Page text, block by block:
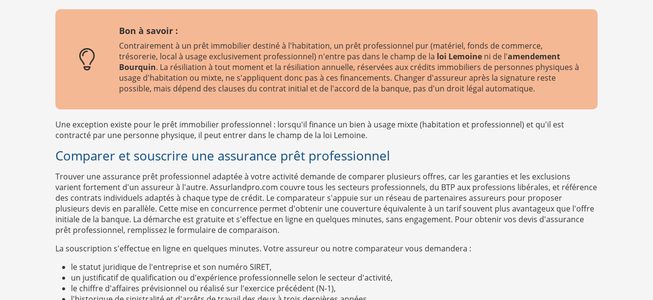
Bon à savoir :
Contrairement à un prêt immobilier destiné à l'habitation, un prêt professionnel pur (matériel, fonds de commerce,
trésorerie, local à usage exclusivement professionnel) n'entre pas dans le champ de la loi Lemoine ni de l'amendement
Bourquin. La résiliation à tout moment et la résiliation annuelle, réservées aux crédits immobiliers de personnes physiques à
usage d'habitation ou mixte, ne s'appliquent donc pas à ces financements. Changer d'assureur après la signature reste
possible, mais dépend des clauses du contrat initial et de l'accord de la banque, pas d'un droit légal automatique.
Une exception existe pour le prêt immobilier professionnel : lorsqu'il finance un bien à usage mixte (habitation et professionnel) et qu'il est
contracté par une personne physique, il peut entrer dans le champ de la loi Lemoine.
Comparer et souscrire une assurance prêt professionnel
Trouver une assurance prêt professionnel adaptée à votre activité demande de comparer plusieurs offres, car les garanties et les exclusions
varient fortement d'un assureur à l'autre. Assurlandpro.com couvre tous les secteurs professionnels, du BTP aux professions libérales, et référence
des contrats individuels adaptés à chaque type de crédit. Le comparateur s'appuie sur un réseau de partenaires assureurs pour proposer
plusieurs devis en parallèle. Cette mise en concurrence permet d'obtenir une couverture équivalente à un tarif souvent plus avantageux que l'offre
initiale de la banque. La démarche est gratuite et s'effectue en ligne en quelques minutes, sans engagement. Pour obtenir vos devis d'assurance
prêt professionnel, remplissez le formulaire de comparaison.
La souscription s'effectue en ligne en quelques minutes. Votre assureur ou notre comparateur vous demandera :
le statut juridique de l'entreprise et son numéro SIRET,
un justificatif de qualification ou d'expérience professionnelle selon le secteur d'activité,
le chiffre d'affaires prévisionnel ou réalisé sur l'exercice précédent (N-1),